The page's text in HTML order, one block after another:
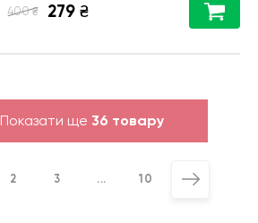
400 ₴ 279 ₴
Показати ще 36 товару
2 3 ... 10